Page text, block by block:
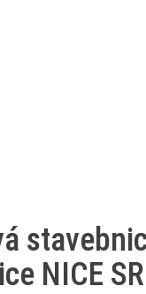
NICE